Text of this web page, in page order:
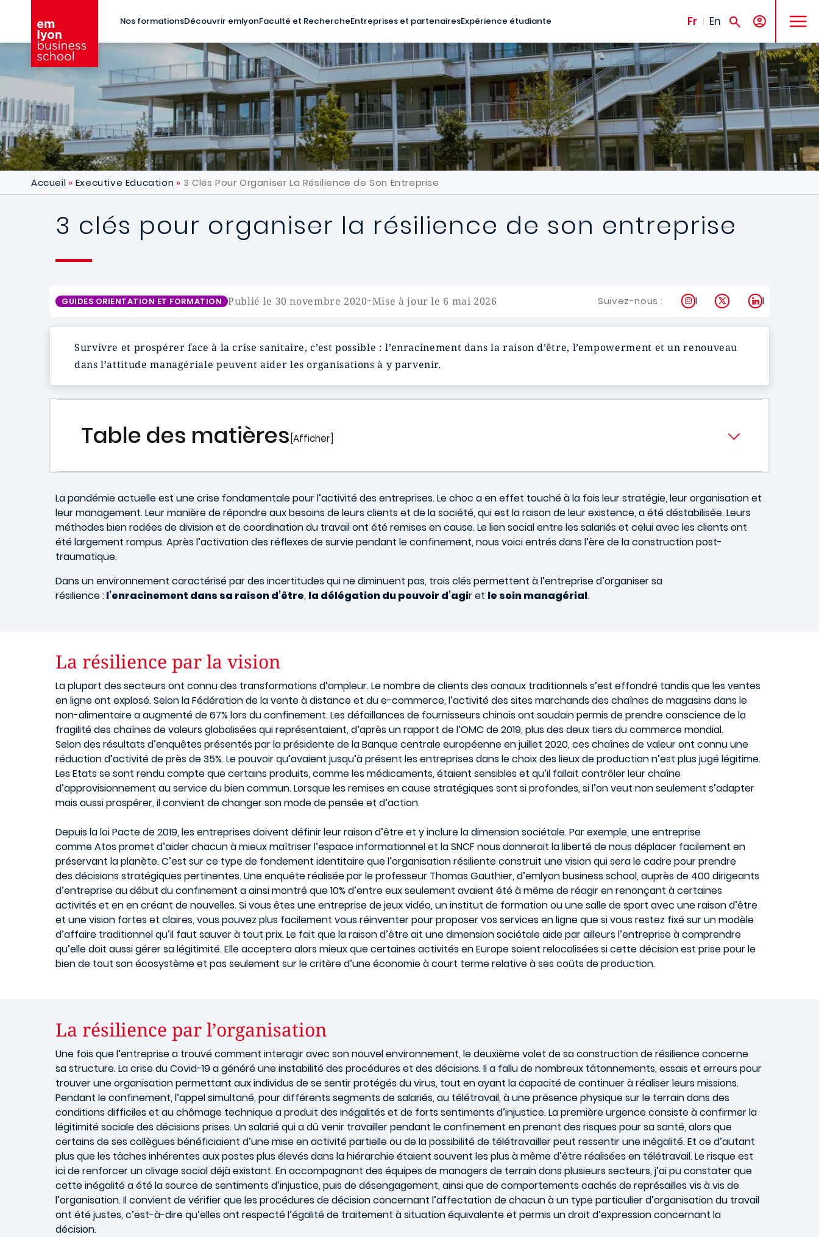
Nos formationsDécouvrir emlyonFaculté et RechercheEntreprises et partenairesExpérience étudiante Fr En
MENU
Accueil Executive Education 3 Clés Pour Organiser La Résilience de Son Entreprise
3 clés pour organiser la résilience de son entreprise
GUIDES ORIENTATION ET FORMATION Publié le 30 novembre 2020-Mise à jour le 6 mai 2026 Suivez-nous : Instagram
X LinkedIn
Survivre et prospérer face à la crise sanitaire, c’est possible : l’enracinement dans la raison d’être, l’empowerment et un renouveau
dans l’attitude managériale peuvent aider les organisations à y parvenir.
Table des matières [Afficher]
La pandémie actuelle est une crise fondamentale pour l’activité des entreprises. Le choc a en effet touché à la fois leur stratégie, leur organisation et
leur management. Leur manière de répondre aux besoins de leurs clients et de la société, qui est la raison de leur existence, a été déstabilisée. Leurs
méthodes bien rodées de division et de coordination du travail ont été remises en cause. Le lien social entre les salariés et celui avec les clients ont
été largement rompus. Après l’activation des réflexes de survie pendant le confinement, nous voici entrés dans l’ère de la construction post-
traumatique.
Dans un environnement caractérisé par des incertitudes qui ne diminuent pas, trois clés permettent à l’entreprise d’organiser sa
résilience :l’enracinement dans sa raison d’être, la délégation du pouvoir d’agir et le soin managérial.
La résilience par la vision
La plupart des secteurs ont connu des transformations d’ampleur. Le nombre de clients des canaux traditionnels s’est effondré tandis que les ventes
en ligne ont explosé. Selon la Fédération de la vente à distance et du e-commerce, l’activité des sites marchands des chaînes de magasins dans le
non-alimentaire a augmenté de 67% lors du confinement. Les défaillances de fournisseurs chinois ont soudain permis de prendre conscience de la
fragilité des chaînes de valeurs globalisées qui représentaient, d’après un rapport de l’OMC de 2019, plus des deux tiers du commerce mondial.
Selon des résultats d’enquêtes présentés par la présidente de la Banque centrale européenne en juillet 2020, ces chaînes de valeur ont connu une
réduction d’activité de près de 35%. Le pouvoir qu’avaient jusqu’à présent les entreprises dans le choix des lieux de production n’est plus jugé légitime.
Les Etats se sont rendu compte que certains produits, comme les médicaments, étaient sensibles et qu’il fallait contrôler leur chaîne
d’approvisionnement au service du bien commun. Lorsque les remises en cause stratégiques sont si profondes, si l’on veut non seulement s’adapter
mais aussi prospérer, il convient de changer son mode de pensée et d’action.
Depuis la loi Pacte de 2019, les entreprises doivent définir leur raison d’être et y inclure la dimension sociétale. Par exemple, une entreprise
comme Atos promet d’aider chacun à mieux maîtriser l’espace informationnel et la SNCF nous donnerait la liberté de nous déplacer facilement en
préservant la planète. C’est sur ce type de fondement identitaire que l’organisation résiliente construit une vision qui sera le cadre pour prendre
des décisions stratégiques pertinentes. Une enquête réalisée par le professeur Thomas Gauthier, d’emlyon business school, auprès de 400 dirigeants
d’entreprise au début du confinement a ainsi montré que 10% d’entre eux seulement avaient été à même de réagir en renonçant à certaines
activités et en en créant de nouvelles. Si vous êtes une entreprise de jeux vidéo, un institut de formation ou une salle de sport avec une raison d’être
et une vision fortes et claires, vous pouvez plus facilement vous réinventer pour proposer vos services en ligne que si vous restez fixé sur un modèle
d’affaire traditionnel qu’il faut sauver à tout prix. Le fait que la raison d’être ait une dimension sociétale aide par ailleurs l’entreprise à comprendre
qu’elle doit aussi gérer sa légitimité. Elle acceptera alors mieux que certaines activités en Europe soient relocalisées si cette décision est prise pour le
bien de tout son écosystème et pas seulement sur le critère d’une économie à court terme relative à ses coûts de production.
La résilience par l’organisation
Une fois que l’entreprise a trouvé comment interagir avec son nouvel environnement, le deuxième volet de sa construction de résilience concerne
sa structure. La crise du Covid-19 a généré une instabilité des procédures et des décisions. Il a fallu de nombreux tâtonnements, essais et erreurs pour
trouver une organisation permettant aux individus de se sentir protégés du virus, tout en ayant la capacité de continuer à réaliser leurs missions.
Pendant le confinement, l’appel simultané, pour différents segments de salariés, au télétravail, à une présence physique sur le terrain dans des
conditions difficiles et au chômage technique a produit des inégalités et de forts sentiments d’injustice. La première urgence consiste à confirmer la
légitimité sociale des décisions prises. Un salarié qui a dû venir travailler pendant le confinement en prenant des risques pour sa santé, alors que
certains de ses collègues bénéficiaient d’une mise en activité partielle ou de la possibilité de télétravailler peut ressentir une inégalité. Et ce d’autant
plus que les tâches inhérentes aux postes plus élevés dans la hiérarchie étaient souvent les plus à même d’être réalisées en télétravail. Le risque est
ici de renforcer un clivage social déjà existant. En accompagnant des équipes de managers de terrain dans plusieurs secteurs, j’ai pu constater que
cette inégalité a été la source de sentiments d’injustice, puis de désengagement, ainsi que de comportements cachés de représailles vis à vis de
l’organisation. Il convient de vérifier que les procédures de décision concernant l’affectation de chacun à un type particulier d’organisation du travail
ont été justes, c’est-à-dire qu’elles ont respecté l’égalité de traitement à situation équivalente et permis un droit d’expression concernant la
décision.